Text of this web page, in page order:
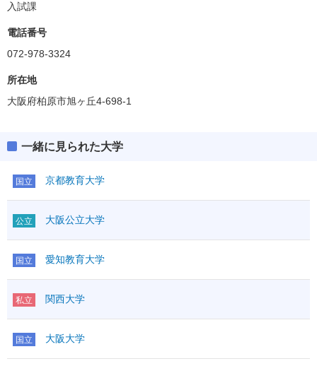
入試課
電話番号
072-978-3324
所在地
大阪府柏原市旭ヶ丘4-698-1
一緒に見られた大学
国立 京都教育大学
公立 大阪公立大学
国立 愛知教育大学
私立 関西大学
国立 大阪大学